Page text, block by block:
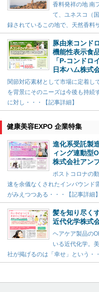
香料発祥の地 南
て、ユネスコ（
録されているこの地で、天然香料
豚由来コンド
機能性表示食
「P-コンドロ
日本ハム株式
関節対応素材として市場に定着し
を背景にそのニーズは今後も持続
に対し・・・【記事詳細】
健康美容EXPO 企業特集
進化系受託製
ィング連動型
株式会社アン
ポストコロナの
速を余儀なくされたインバウンド
がみえつつある・・・【記事詳細】
髪を知り尽く
近代化学株式
ヘアケア製品の
いる近代化学。
社が掲げるのは「幸せ」という・